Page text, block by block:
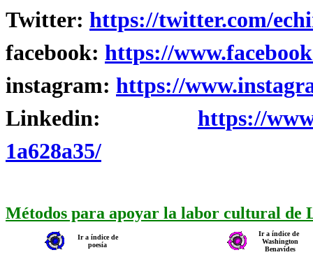
Twitter: https://twitter.com/
facebook: https://
instagram: https://
Linkedin: https://
1a628a35/
Métodos para apoyar la labor cultural de
Ir a índice de
poesía
Ir a índice de
Washington
Benavídes